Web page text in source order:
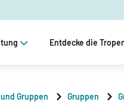
Entdecke die
Gruppen Gruppen